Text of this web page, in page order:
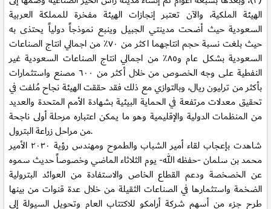
الهيئة الملكية، والآن تعتبر إنجازات الهيئة مفخرة للمملكة العربية
السعودية حيث أضحت مدينتي الجبيل وينبع نموذجاً دولياً يحتذى به
حيث بلغت نسبة حجم انتاجهما اكثر من ٧٠٪ من اجمالي انتاج الصناعات
السعودية بشكل عام و٨٥٪ من اجمالي انتاج الصناعات السعودية غير
النفطية على وجه الخصوص من خلال أكثر من ٦٠٠ مصنع واستثمارات
بأكثر من ترليون ريال، وبالتوازي مع ذلك فقد حققت الهيئة نجاح مُلفت في
تحقيق معدلات مرتفعة في الحماية البيئية بشهادة الأمم المتحدة والعديد
من المنظمات الدولية والإقليمية وهو ما يمكن اعتباره مرحلة أولى ناجحة
من مراحل زراعة البترول.
شاهدت بإعجاب لقاء أمير الشباب والطموح ومهندس رؤية ٢٠٣٠ الأمير
محمد بن سلمان -حفظه الله- يوم الثلاثاء الماضي وخصوصاً حديث سموه
عن الخصخصة ودعم القطاع الخاص والاستفادة من العوائد البترولية
الضخمة واستثمارها في الصناعات الثقيلة من خلال عدة قنوات من بينها
طرح جزء من أسهم شركة أرامكو للاكتتاب العام وتحويل السيولة إلى